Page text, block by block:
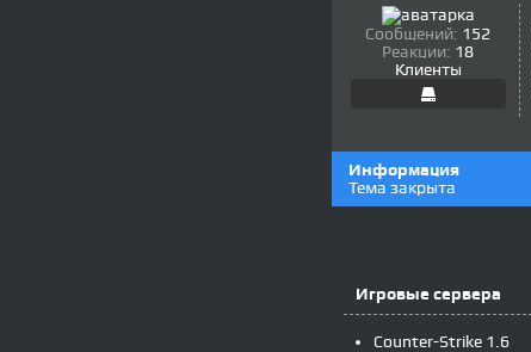
Сообщений: 152
Реакции: 18
Клиенты
Информация
Тема закрыта
Игровые сервера
Counter-Strike 1.6